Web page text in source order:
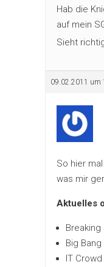
Hab die
auf mein
Sieht
09.02.2011 um
So hier
was mir
Aktuelles
Breaking
Big
IT Crowd